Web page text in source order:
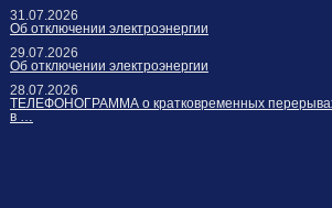
31.07.2026
Об отключении электроэнергии
29.07.2026
Об отключении электроэнергии
28.07.2026
ТЕЛЕФОНОГРАММА о кратковременных
в …